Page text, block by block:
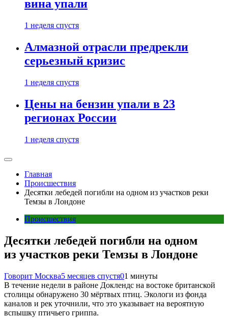
вина упали
1 неделя спустя
Алмазной отрасли предрекли
серьезный кризис
1 неделя спустя
Цены на бензин упали в 23
регионах России
1 неделя спустя
Главная
Происшествия
Десятки лебедей погибли на одном из участков реки
Темзы в Лондоне
Происшествия
Десятки лебедей погибли на одном
из участков реки Темзы в Лондоне
Говорит Москва5 месяцев спустя01 минуты
В течение недели в районе Доклендс на востоке британской
столицы обнаружено 30 мёртвых птиц. Экологи из фонда
каналов и рек уточнили, что это указывает на вероятную
вспышку птичьего гриппа.